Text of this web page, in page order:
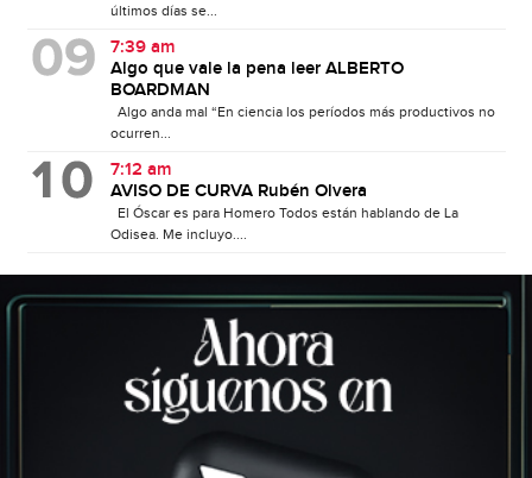
últimos días se...
7:39 am
Algo que vale la pena leer ALBERTO
BOARDMAN
Algo anda mal “En ciencia los períodos más productivos no
ocurren...
7:12 am
AVISO DE CURVA Rubén Olvera
El Óscar es para Homero Todos están hablando de La
Odisea. Me incluyo....